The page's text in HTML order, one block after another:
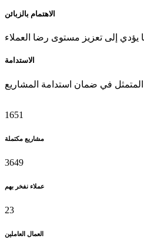
الاهتمام بالزبائن
الاستدامة
1651
مشاريع مكتملة
3649
عملاء نفخر بهم
23
العمال العاملين